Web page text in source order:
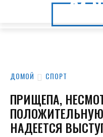
ДОМОЙ СПОРТ
ПРИЩЕПА,
НАДЕЕТСЯ